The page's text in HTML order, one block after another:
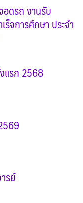
อดรถ งานรับ
ร็จการศึกษา ประจำ
แรก 2568
รย์